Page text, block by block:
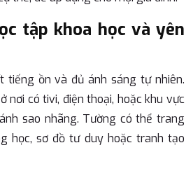
tập khoa học và yên
tiếng ồn và đủ ánh sáng tự nhiên.
nơi có tivi, điện thoại, hoặc khu vực
sao nhãng. Tường có thể trang
học, sơ đồ tư duy hoặc tranh tạo